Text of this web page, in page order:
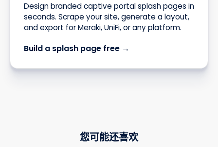
Design branded captive portal splash pages in
seconds. Scrape your site, generate a layout,
and export for Meraki, UniFi, or any platform.
Build a splash page free →
您可能还喜欢